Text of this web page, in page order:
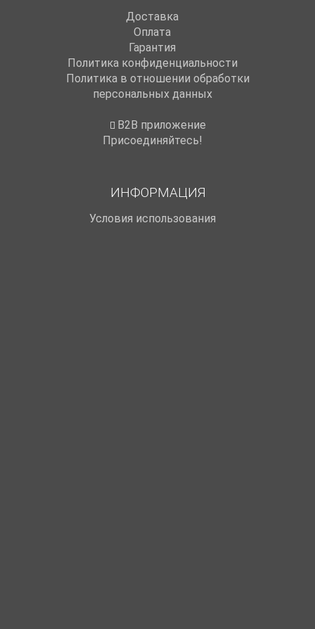
Доставка
Оплата
Гарантия
Политика конфиденциальности
Политика в отношении обработки
персональных данных
B2B приложение
Присоединяйтесь!
ИНФОРМАЦИЯ
Условия использования